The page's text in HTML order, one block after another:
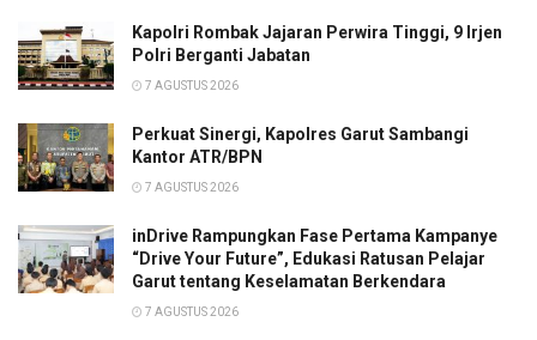
Kapolri Rombak Jajaran Perwira Tinggi, 9 Irjen
Polri Berganti Jabatan
7 AGUSTUS 2026
Perkuat Sinergi, Kapolres Garut Sambangi
Kantor ATR/BPN
7 AGUSTUS 2026
inDrive Rampungkan Fase Pertama Kampanye
“Drive Your Future”, Edukasi Ratusan Pelajar
Garut tentang Keselamatan Berkendara
7 AGUSTUS 2026